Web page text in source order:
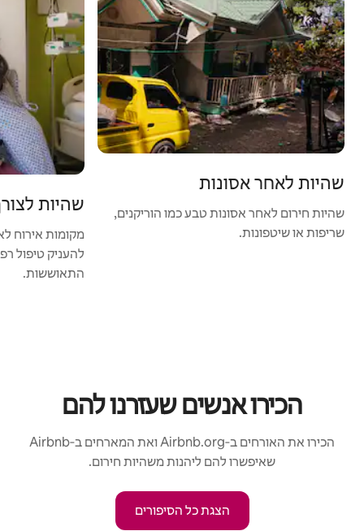
שהיות לאחר אסונות
שהיות חירום לאחר אסונות טבע כמו הוריקנים,
שריפות או שיטפונות.
שהיות
מקומות אירוח
להעניק טיפול
התאוששות.
הכירו אנשים שעזרנו להם
הכירו את האורחים ב‑Airbnb.org ואת המארחים ב‑Airbnb
שאיפשרו להם ליהנות משהיות חירום.
הצגת כל הסיפורים